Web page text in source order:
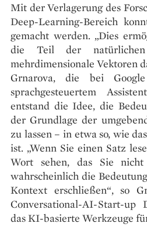
Mit der Verlagerung des
Deep-Learning-Bereich
gemacht werden. „Dies
die Teil der
mehrdimensionale Vektoren
Grnarova, die bei
sprachgesteuertem
entstand die Idee, die
der Grundlage der
zu lassen – in etwa so, wie
ist. „Wenn Sie einen Satz
Wort sehen, das Sie
wahrscheinlich die
Kontext erschließen“, so
Conversational-AI-Start-up
das KI-basierte Werkzeuge